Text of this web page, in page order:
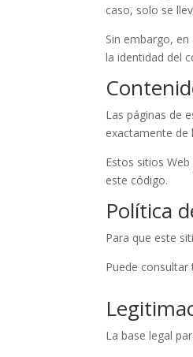
caso, solo se
Sin embargo,
la identidad del
Las páginas de
exactamente de
Estos sitios
este código.
Política
Para que este
Puede
La base legal